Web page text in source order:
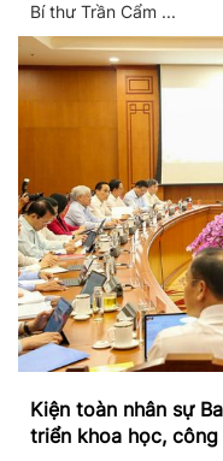
Bí thư Trần Cẩm ...
Kiện toàn nhân sự
triển khoa học,